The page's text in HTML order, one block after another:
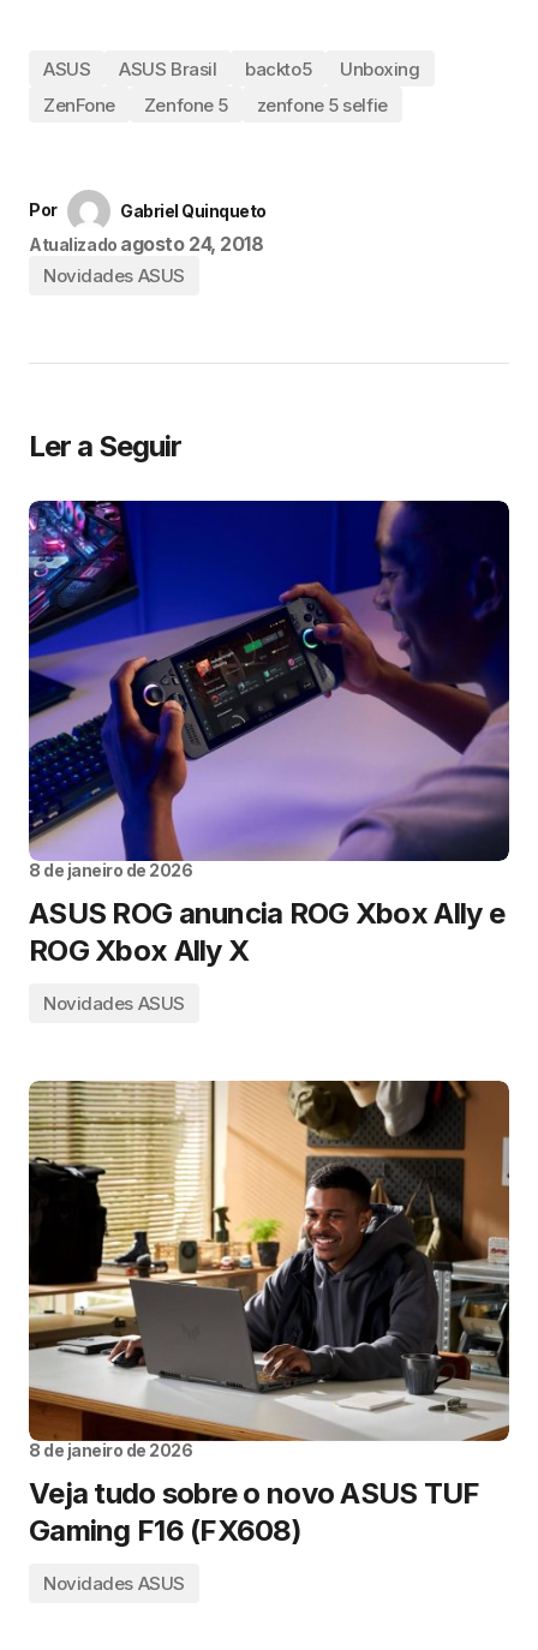
ASUS ASUS Brasil backto5
Unboxing
ZenFone
Zenfone 5 zenfone 5 selfie
Por
Gabriel Quinqueto
Atualizado agosto 24, 2018
Novidades ASUS
Ler a Seguir
8 de janeiro de 2026
ASUS ROG anuncia ROG Xbox Ally e
ROG Xbox Ally X
Novidades ASUS
8 de janeiro de 2026
Veja tudo sobre o novo ASUS TUF
Gaming F16 (FX608)
Novidades ASUS